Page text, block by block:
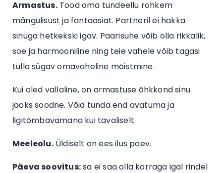
Armastus.Tood oma tundeellu rohkem
mängulisust ja fantaasiat. Partneril ei hakka
sinuga hetkekski igav. Paarisuhe võib olla rikkalik,
soe ja harmooniline ning teie vahele võib tagasi
tulla sügav omavaheline mõistmine.
Kui oled vallaline, on armastuse õhkkond sinu
jaoks soodne. Võid tunda end avatuma ja
ligitõmbavamana kui tavaliselt.
Meeleolu.Üldiselt on ees ilus päev.
Päeva soovitus:sa ei saa olla korraga igal rindel